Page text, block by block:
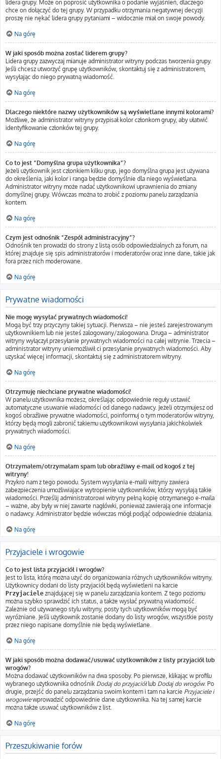
lidera grupy. Może on poprosić użytkownika o podanie wyjaśnień, dlaczego
chce on dołączyć do tej grupy. W przypadku otrzymania negatywnej decyzji
proszę nie nękać lidera grupy pytaniami – widocznie miał on swoje powody.
Na górę
W jaki sposób można zostać liderem grupy?
Lidera grupy zazwyczaj mianuje administrator witryny podczas tworzenia grupy.
Jeśli chcesz utworzyć grupę użytkowników, skontaktuj się z administratorem,
wysyłając do niego prywatną wiadomość.
Na górę
Dlaczego niektóre nazwy użytkowników są wyświetlane innymi kolorami?
Możliwe, że administrator witryny przypisał kolor członkom grupy, aby ułatwić
identyfikowanie członków tej grupy.
Na górę
Co to jest “Domyślna grupa użytkownika”?
Jeżeli użytkownik jest członkiem kilku grup, jego domyślna grupa jest używana
do określenia, jaki kolor i ranga będzie domyślnie dla niego wyświetlana.
Administrator witryny może nadać użytkownikowi uprawnienia do zmiany
domyślnej grupy. Wówczas można to zrobić z poziomu panelu zarządzania
kontem.
Na górę
Czym jest odnośnik “Zespół administracyjny”?
Odnośnik ten prowadzi do strony z listą osób odpowiedzialnych za forum, na
której znajduje się spis administratorów i moderatorów oraz inne dane, takie jak
fora przez nich moderowane.
Na górę
Prywatne wiadomości
Nie mogę wysyłać prywatnych wiadomości!
Mogą być trzy przyczyny takiej sytuacji. Pierwsza – nie jesteś zarejestrowanym
użytkownikiem lub nie jesteś zalogowany/zalogowana. Druga – administrator
witryny wyłączył przesyłanie prywatnych wiadomości na całej witrynie. Trzecia –
administrator witryny uniemożliwił ci przesyłanie prywatnych wiadomości. Aby
uzyskać więcej informacji, skontaktuj się z administratorem witryny.
Na górę
Otrzymuję niechciane prywatne wiadomości!
W panelu użytkownika możesz, określając odpowiednie reguły ustawić
automatyczne usuwanie wiadomości od danego nadawcy. Jeżeli otrzymujesz od
kogoś obraźliwe prywatne wiadomości, poinformuj o tym moderatorów witryny,
którzy będą mogli zabronić takiemu użytkownikowi wysyłania jakichkolwiek
prywatnych wiadomości.
Na górę
Otrzymałem/otrzymałam spam lub obraźliwy e-mail od kogoś z tej
witryny!
Przykro nam z tego powodu. System wysyłania e-maili witryny zawiera
zabezpieczenia umożliwiające wytropienie użytkowników, którzy wysyłają takie
wiadomości. Prześlij administratorowi witryny pełną kopię otrzymanego e-maila
– ważne, aby były w niej zawarte nagłówki, ponieważ zawierają one informacje
o nadawcy. Administrator będzie wówczas mógł podjąć odpowiednie działania.
Na górę
Przyjaciele i wrogowie
Co to jest lista przyjaciół i wrogów?
Jest to lista, którą można użyć do organizowania różnych użytkowników witryny.
Użytkownicy dodani do listy przyjaciół będą wyświetleni na karcie
Przyjaciele znajdującej się w panelu zarządzania kontem. Z tego poziomu
można szybko sprawdzić ich status, a także wysłać prywatną wiadomość.
Zależnie od używanego stylu witryny, posty tych użytkowników mogą być
wyróżniane. Jeśli użytkownik zostanie dodany do listy wrogów, wszystkie posty
przez niego napisane domyślnie nie będą wyświetlane.
Na górę
W jaki sposób można dodawać/usuwać użytkowników z listy przyjaciół lub
wrogów?
Można dodawać użytkowników na dwa sposoby. Po pierwsze, klikając w profilu
wybranego użytkownika odnośnik Dodaj do przyjaciółlub Dodaj do wrogów. Po
drugie, przejść do panelu zarządzania swoim kontem i tam na karcie Przyjaciele i
wrogowiewprowadzić odpowiednie dane użytkownika. Na tej samej karcie
można także usuwać użytkowników z list.
Na górę
Przeszukiwanie forów